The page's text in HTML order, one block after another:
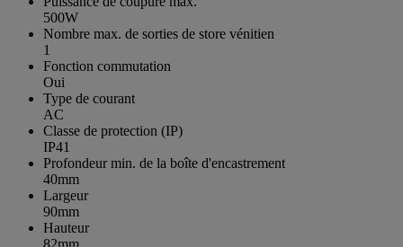
500W
Nombre max. de sorties de store vénitien
1
Fonction commutation
Oui
Type de courant
AC
Classe de protection (IP)
IP41
Profondeur min. de la boîte d'encastrement
40mm
Largeur
90mm
Hauteur
82mm